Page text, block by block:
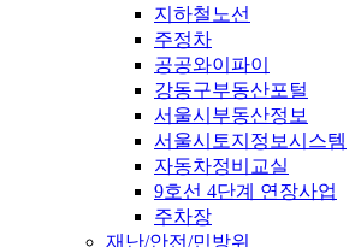
지하철노선
주정차
공공와이파이
강동구부동산포털
서울시부동산정보
서울시토지정보시스템
자동차정비교실
9호선 4단계 연장사업
주차장
재난/안전/민방위